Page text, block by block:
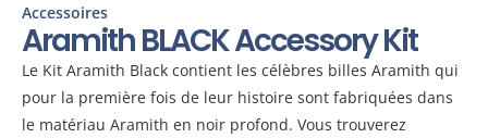
Accessoires
Aramith BLACK Accessory Kit
Le Kit Aramith Black contient les célèbres billes Aramith qui
pour la première fois de leur histoire sont fabriquées dans
le matériau Aramith en noir profond. Vous trouverez